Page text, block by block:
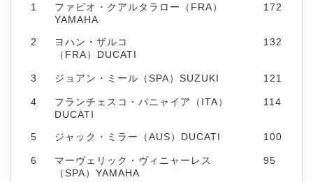
1
ファビオ・クアルタラロー（FRA）
YAMAHA
172
2
ヨハン・ザルコ
（FRA）DUCATI
132
3 ジョアン・ミール（SPA）SUZUKI 121
4
フランチェスコ・バニャイア（ITA）
DUCATI
114
5 ジャック・ミラー（AUS）DUCATI 100
6
マーヴェリック・ヴィニャーレス
（SPA）YAMAHA
95